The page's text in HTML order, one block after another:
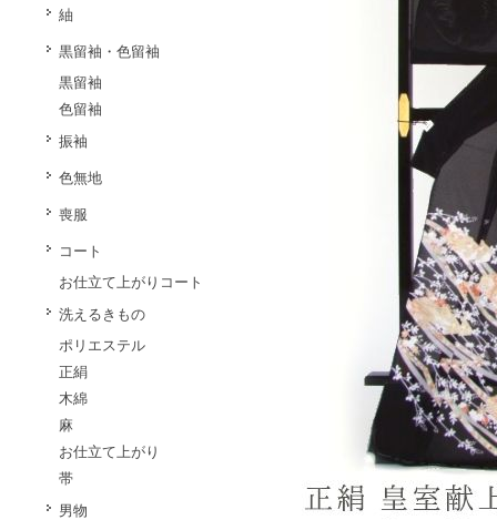
紬
黒留袖・色留袖
黒留袖
色留袖
振袖
色無地
喪服
コート
お仕立て上がりコート
洗えるきもの
ポリエステル
正絹
木綿
麻
お仕立て上がり
帯
男物